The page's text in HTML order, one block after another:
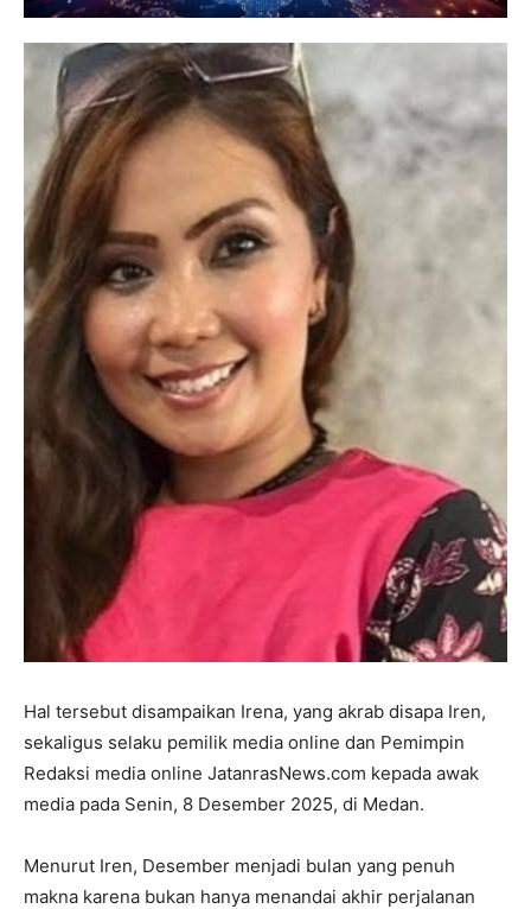
Hal tersebut disampaikan Irena, yang akrab disapa Iren,
sekaligus selaku pemilik media online dan Pemimpin
Redaksi media online JatanrasNews.com kepada awak
media pada Senin, 8 Desember 2025, di Medan.
Menurut Iren, Desember menjadi bulan yang penuh
makna karena bukan hanya menandai akhir perjalanan